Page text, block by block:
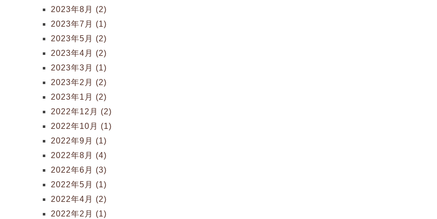
2023年8月 (2)
2023年7月 (1)
2023年5月 (2)
2023年4月 (2)
2023年3月 (1)
2023年2月 (2)
2023年1月 (2)
2022年12月 (2)
2022年10月 (1)
2022年9月 (1)
2022年8月 (4)
2022年6月 (3)
2022年5月 (1)
2022年4月 (2)
2022年2月 (1)